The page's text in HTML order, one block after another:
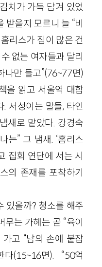
치가 가득 담겨 있었
받을지 모르니 늘 “비
리스가 짐이 많은 건
없는 여자들과 달리
나만 들고”(76~77면)
을 읽고 서울역 대합
서성이는 말들, 타인
새로 맡았다. 강경숙
는” 그 냄새. ‘홈리스
집회 연단에 서는 시
의 존재를 포착하기
있을까? 청소를 해주
무는 가혜는 곧 “육이
고 “남의 손에 붙잡
(15~16면). “50억